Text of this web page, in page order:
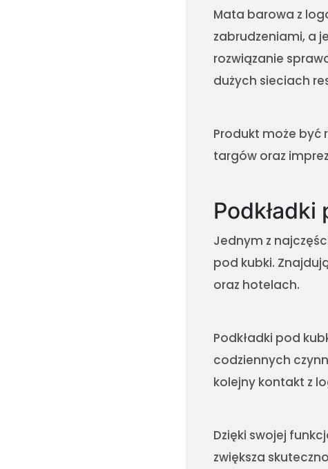
Mata barowa z
zabrudzeniami, a
rozwiązanie
dużych sieciach
Produkt może być
targów oraz
Jednym z
pod kubki.
oraz hotelach.
Podkładki pod
codziennych
kolejny kontakt z
Dzięki swojej
zwiększa